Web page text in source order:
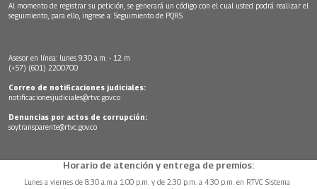
Al momento de registrar su petición, se generará un código con el cual usted podrá realizar el
seguimiento, para ello, ingrese a: Seguimiento de PQRS
Asesor en línea: lunes 9:30 a.m. - 12 m
(+57) (601) 2200700
Correo de notificaciones judiciales:
notificacionesjudiciales@rtvc.gov.co
Denuncias por actos de corrupción:
soytransparente@rtvc.gov.co
Horario de atención y entrega de premios:
Lunes a viernes de 8:30 a.m.a 1:00 p.m. y de 2:30 p.m. a 4:30 p.m. en RTVC Sistema